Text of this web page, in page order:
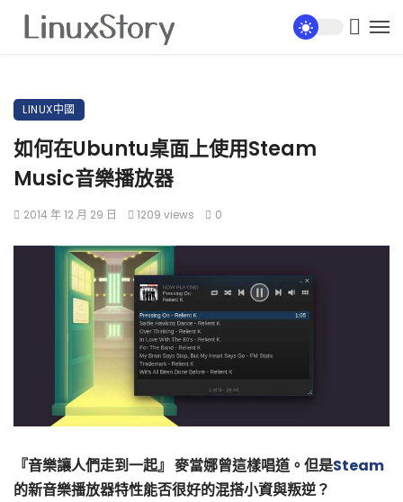
LINUX中國
如何在Ubuntu桌面上使用Steam
Music音樂播放器
2014 年 12 月 29 日 1209 views 0
『音樂讓人們走到一起』 麥當娜曾這樣唱道。但是Steam
的新音樂播放器特性能否很好的混搭小資與叛逆？